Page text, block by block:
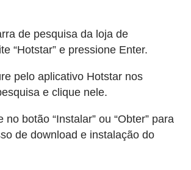
de pesquisa da loja de
“Hotstar” e pressione Enter.
pelo aplicativo Hotstar nos
e clique nele.
no botão “Instalar” ou “Obter” para
de download e instalação do